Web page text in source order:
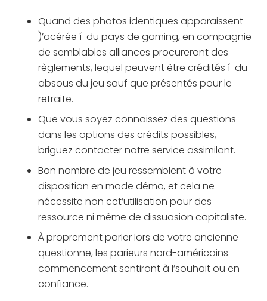
Quand des photos identiques apparaissent
)’acérée í du pays de gaming, en compagnie
de semblables alliances procureront des
règlements, lequel peuvent être crédités í du
absous du jeu sauf que présentés pour le
retraite.
Que vous soyez connaissez des questions
dans les options des crédits possibles,
briguez contacter notre service assimilant.
Bon nombre de jeu ressemblent à votre
disposition en mode démo, et cela ne
nécessite non cet’utilisation pour des
ressource ni même de dissuasion capitaliste.
À proprement parler lors de votre ancienne
questionne, les parieurs nord-américains
commencement sentiront à l’souhait ou en
confiance.